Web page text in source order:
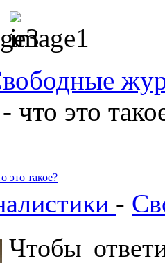
что это
это такое?
-
Чтобы